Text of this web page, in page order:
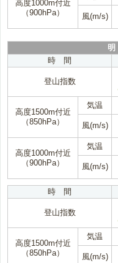
高度1000m付近
（900hPa）
風(m/s)
時 間
登山指数
高度1500m付近
（850hPa）
気温
風(m/s)
高度1000m付近
（900hPa）
気温
風(m/s)
時 間
登山指数
高度1500m付近
（850hPa）
気温
風(m/s)